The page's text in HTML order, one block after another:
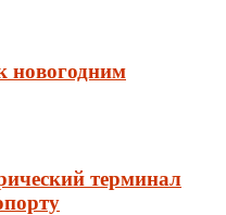
новогодним
терминал